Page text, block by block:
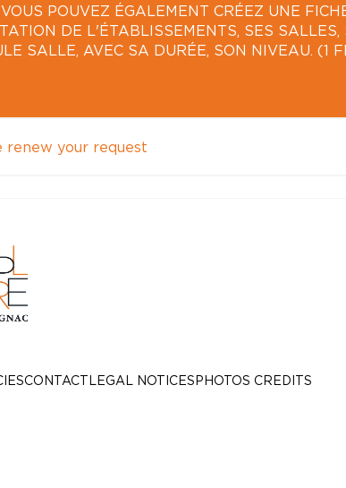
POUVEZ ÉGALEMENT CRÉEZ UNE
DE L'ÉTABLISSEMENTS, SES
SALLE, AVEC SA DURÉE, SON NIVEAU. (1
renew your request
CONTACT LEGAL NOTICES PHOTOS CREDITS